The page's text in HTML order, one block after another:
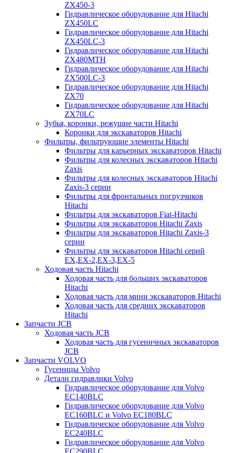
ZX450-3
Гидравлическое оборудование для Hitachi
ZX450LC
Гидравлическое оборудование для Hitachi
ZX450LC-3
Гидравлическое оборудование для Hitachi
ZX480MTH
Гидравлическое оборудование для Hitachi
ZX500LC-3
Гидравлическое оборудование для Hitachi
ZX70
Гидравлическое оборудование для Hitachi
ZX70LC
Зубья, коронки, режущие части Hitachi
Коронки для экскаваторов Hitachi
Фильтры, фильтрующие элементы Hitachi
Фильтры для карьерных экскаваторов Hitachi
Фильтры для колесных экскаваторов Hitachi
Zaxis
Фильтры для колесных экскаваторов Hitachi
Zaxis-3 серии
Фильтры для фронтальных погрузчиков
Hitachi
Фильтры для экскаваторов Fiat-Hitachi
Фильтры для экскаваторов Hitachi Zaxis
Фильтры для экскаваторов Hitachi Zaxis-3
серии
Фильтры для экскаваторов Hitachi серий
EX,EX-2,EX-3,EX-5
Ходовая часть Hitachi
Ходовая часть для больших экскаваторов
Hitachi
Ходовая часть для мини экскаваторов Hitachi
Ходовая часть для средних экскаваторов
Hitachi
Запчасти JCB
Ходовая часть JCB
Ходовая часть для гусеничных экскаваторов
JCB
Запчасти VOLVO
Гусеницы Volvo
Детали гидравлики Volvo
Гидравлическое оборудование для Volvo
EC140BLC
Гидравлическое оборудование для Volvo
EC160BLC и Volvo EC180BLC
Гидравлическое оборудование для Volvo
EC240BLC
Гидравлическое оборудование для Volvo
EC290BLC